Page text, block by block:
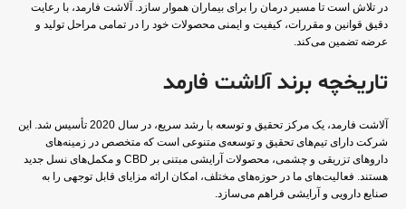
در تلاش است تا مسیر درمان را برای بیماران هموار سازد. آلاشت فارمد، با رعایت
دقیق قوانین و مقررات، کیفیت و ایمنی محصولات خود را در تمامی مراحل تولید و
عرضه تضمین می‌کند.
تاریخچه برند آلاشت فارمد
آلاشت فارمد، یک مرکز تحقیق و توسعه با رشد سریع، در سال 2020 تأسیس شد. این
شرکت دارای تیم‌های تحقیق و توسعه‌ی متنوعی است که متخصص در زمینه‌های
داروهای تزریقی و چشمی، محصولات آرایشی مبتنی بر CBD و مکمل‌های نسل جدید
هستند. فعالیت‌های ما در حوزه‌های مختلف، امکان ارائه مزایای قابل توجهی را به
صنایع دارویی و آرایشی فراهم می‌سازد.